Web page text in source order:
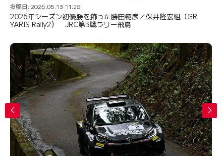
投稿日: 2026.05.13 11:28
2026年シーズン初優勝を飾った勝田範彦／保井隆宏組（GR
YARIS Rally2） JRC第3戦ラリー飛鳥